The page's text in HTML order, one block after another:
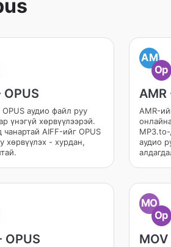
OPUS
OPUS аудио файл руу
үнэгүй хөрвүүлээрэй.
AIFF-ийг OPUS
хөрвүүлэх - хурдан,
AM
Op
AMR
AMR-
MP3.to-
аудио
OPUS
MO
Op
MOV